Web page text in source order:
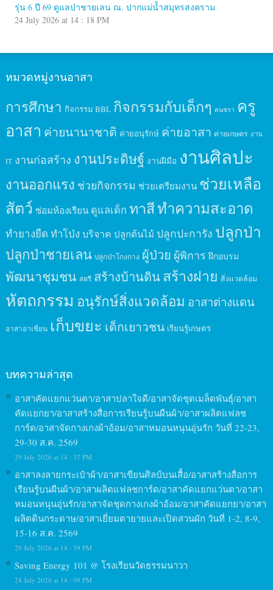
รุ่น 6 ปี 69 ดูแลป่าชายเลน ณ. ปากแม่น้ำสมุทรสงคราม
24 July 2026 at 14 : 18 PM
หมวดหมู่งานอาสา
การศึกษา กิจกรรม BBL กิจกรรมกับเด็กๆ คนชรา ครู
อาสา ค่ายนานาชาติ ค่ายอนุรักษ์ ค่ายอาสา ค่ายเกษตร งาน
IT งานก่อสร้าง งานประดิษฐ์ งานฝีมือ งานศิลปะ
งานออกแรง ช่วยกิจกรรม ช่วยเตรียมงาน ช่วยเหลือ
สัตว์ ซ่อมห้องเรียน ดูแลเด็ก ทาสีทำความสะอาด
ทำยางยืด ทำโป่ง บริจาค ปลูกต้นไม้ ปลูกปะการัง ปลูกป่า
ปลูกป่าชายเลน ปลูกป่าโกงกาง ผู้ป่วย ผู้พิการ ฝึกอบรม
พัฒนาชุมชน สตรี สร้างบ้านดินสร้างฝาย สิ่งแวดล้อม
หัตถกรรม อนุรักษ์สิ่งแวดล้อม อาสาต่างแดน
อาสาอาเซียน เก็บขยะ เด็กเยาวชน เรียนรู้เกษตร
บทความล่าสุด
อาสาคัดแยกแว่นตา/อาสาปลาใจดี/อาสาจัดชุดเมล็ดพันธุ์/อาสา
คัดแยกยา/อาสาสร้างสื่อการเรียนรู้บนผืนผ้า/อาสาผลิตแฟลช
การ์ด/อาสาจัดกางเกงผ้าอ้อม/อาสาหมอนหนุนอุ่นรัก วันที่ 22-23,
29-30 ส.ค. 2569
29 July 2026 at 14 : 37 PM
อาสาลงลายกระเป๋าผ้า/อาสาเขียนศิลป์บนเสื้อ/อาสาสร้างสื่อการ
เรียนรู้บนผืนผ้า/อาสาผลิตแฟลชการ์ด/อาสาคัดแยกแว่นตา/อาสา
หมอนหนุนอุ่นรัก/อาสาจัดชุดกางเกงผ้าอ้อม/อาสาคัดแยกยา/อาสา
ผลิตดินกระดาษ/อาสาเยี่ยมตายายและเปิดสวนผัก วันที่ 1-2, 8-9,
15-16 ส.ค. 2569
29 July 2026 at 14 : 39 PM
Saving Energy 101 @ โรงเรียนวัดธรรมนาวา
24 July 2026 at 14 : 09 PM